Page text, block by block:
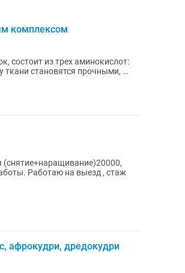
комплексом
Работаю на выезд , стаж
афрокудри, дредокудри